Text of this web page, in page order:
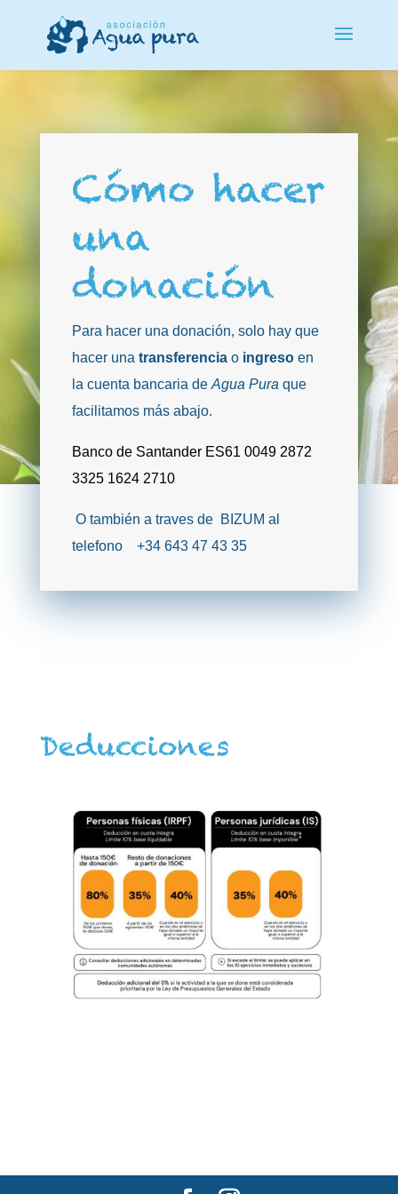
Cómo hacer
una
donación
Para hacer una donación, solo hay que
hacer una transferenciao ingresoen
la cuenta bancaria de Agua Pura que
facilitamos más abajo.
Banco de Santander ES61 0049 2872
3325 1624 2710
O también a traves de BIZUM al
telefono +34 643 47 43 35
Deducciones